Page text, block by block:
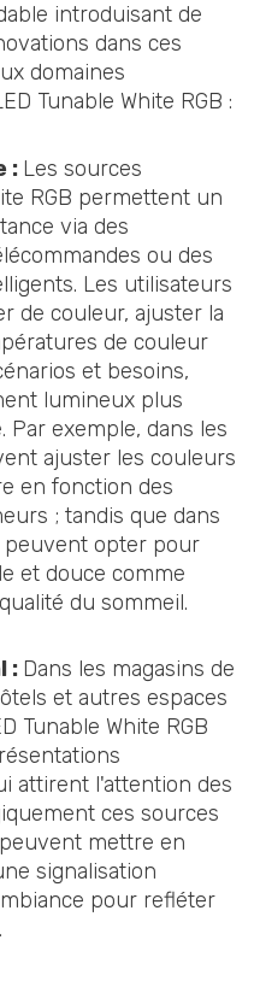
introduisant de
dans ces
domaines
Tunable White RGB :
: Les sources
RGB permettent un
via des
ou des
Les utilisateurs
de couleur, ajuster la
de couleur
et besoins,
lumineux plus
exemple, dans les
ajuster les couleurs
en fonction des
; tandis que dans
peuvent opter pour
et douce comme
du sommeil.
: Dans les magasins de
et autres espaces
Tunable White RGB
attirent l'attention des
ces sources
mettre en
signalisation
pour refléter